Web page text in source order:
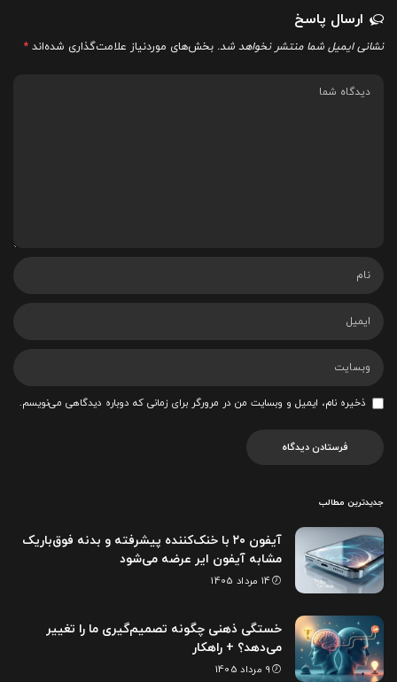
ارسال پاسخ
نشانی ایمیل شما منتشر نخواهد شد. بخش‌های موردنیاز علامت‌گذاری شده‌اند *
ذخیره نام، ایمیل و وبسایت من در مرورگر برای زمانی که دوباره دیدگاهی می‌نویسم.
جدیدترین مطالب
آیفون ۲۰ با خنک‌کننده پیشرفته و بدنه فوق‌باریک
مشابه آیفون ایر عرضه می‌شود
14 مرداد 1405
خستگی ذهنی چگونه تصمیم‌گیری ما را تغییر
می‌دهد؟ + راهکار
9 مرداد 1405